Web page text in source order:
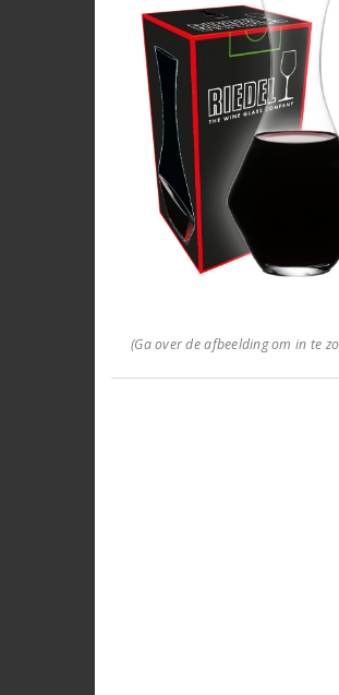
(Ga over de afbeelding om in te